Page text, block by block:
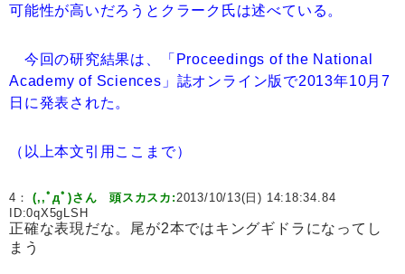
可能性が高いだろうとクラーク氏は述べている。
今回の研究結果は、「Proceedings of the National
Academy of Sciences」誌オンライン版で2013年10月7
日に発表された。
（以上本文引用ここまで）
4：(,,ﾟдﾟ)さん 頭スカスカ:2013/10/13(日) 14:18:34.84
ID:0qX5gLSH
正確な表現だな。尾が2本ではキングギドラになってし
まう